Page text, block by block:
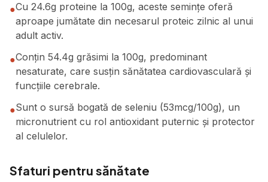
●Cu 24.6g proteine la 100g, aceste semințe oferă
aproape jumătate din necesarul proteic zilnic al unui
adult activ.
●Conțin 54.4g grăsimi la 100g, predominant
nesaturate, care susțin sănătatea cardiovasculară și
funcțiile cerebrale.
●Sunt o sursă bogată de seleniu (53mcg/100g), un
micronutrient cu rol antioxidant puternic și protector
al celulelor.
Sfaturi pentru sănătate